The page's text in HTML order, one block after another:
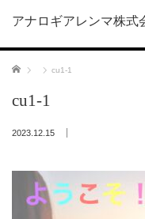
アナロギアレンマ株式
ホーム cu1-1
cu1-1
2023.12.15